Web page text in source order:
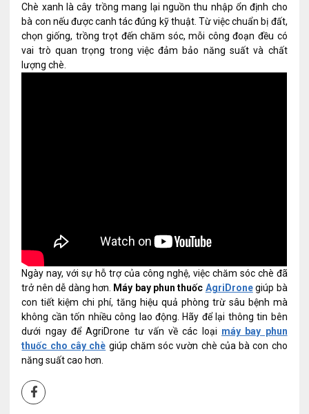
Chè xanh là cây trồng mang lại nguồn thu nhập ổn định cho
bà con nếu được canh tác đúng kỹ thuật. Từ việc chuẩn bị đất,
chọn giống, trồng trọt đến chăm sóc, mỗi công đoạn đều có
vai trò quan trọng trong việc đảm bảo năng suất và chất
lượng chè.
Ngày nay, với sự hỗ trợ của công nghệ, việc chăm sóc chè đã
trở nên dễ dàng hơn.
Máy bay phun thuốc AgriDronegiúp bà
con tiết kiệm chi phí, tăng hiệu quả phòng trừ sâu bệnh mà
không cần tốn nhiều công lao động. Hãy để lại thông tin bên
dưới ngay để AgriDrone tư vấn về các loại máy bay phun
thuốc cho cây chè giúp chăm sóc vườn chè của bà con cho
năng suất cao hơn.